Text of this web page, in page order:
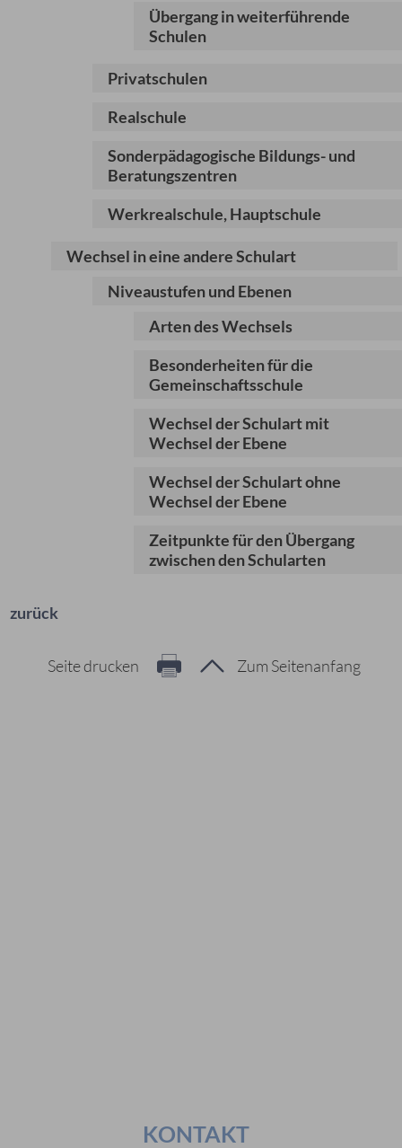
Übergang in weiterführende
Schulen
Privatschulen
Realschule
Sonderpädagogische Bildungs- und
Beratungszentren
Werkrealschule, Hauptschule
Wechsel in eine andere Schulart
Niveaustufen und Ebenen
Arten des Wechsels
Besonderheiten für die
Gemeinschaftsschule
Wechsel der Schulart mit
Wechsel der Ebene
Wechsel der Schulart ohne
Wechsel der Ebene
Zeitpunkte für den Übergang
zwischen den Schularten
zurück
Zum Seitenanfang
Seite drucken
KONTAKT